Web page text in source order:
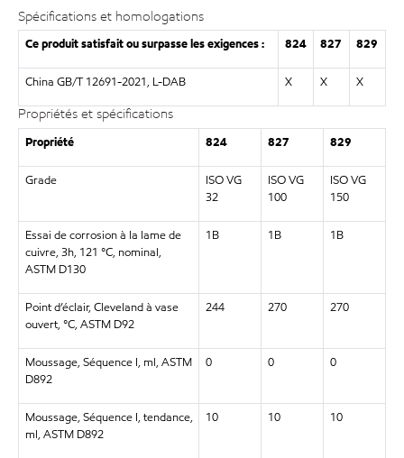
Spécifications et homologations
Ce produit satisfait ou surpasse les exigences : 824 827 829
China GB/T 12691-2021, L-DAB X X X
Propriétés et spécifications
Propriété 824 827 829
Grade
ISO VG
32
ISO VG
100
ISO VG
150
Essai de corrosion à la lame de
cuivre, 3h, 121 °C, nominal,
ASTM D130
1B 1B 1B
Point d’éclair, Cleveland à vase
ouvert, °C, ASTM D92
244 270 270
Moussage, Séquence I, ml, ASTM
D892
0 0 0
Moussage, Séquence I, tendance,
ml, ASTM D892
10 10 10